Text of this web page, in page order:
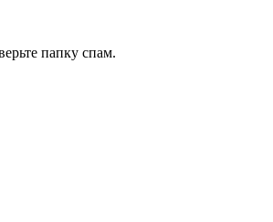
папку спам.